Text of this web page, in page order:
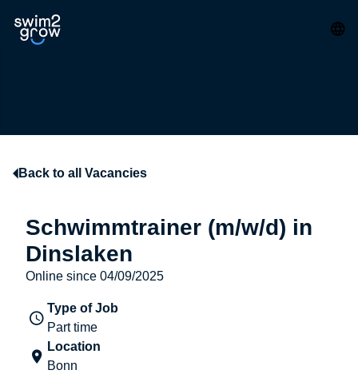
Back to all Vacancies
Schwimmtrainer (m/w/d) in
Dinslaken
Online since 04/09/2025
Type of Job
Part time
Location
Bonn